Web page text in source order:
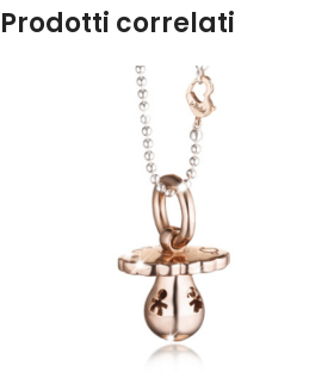
Prodotti correlati